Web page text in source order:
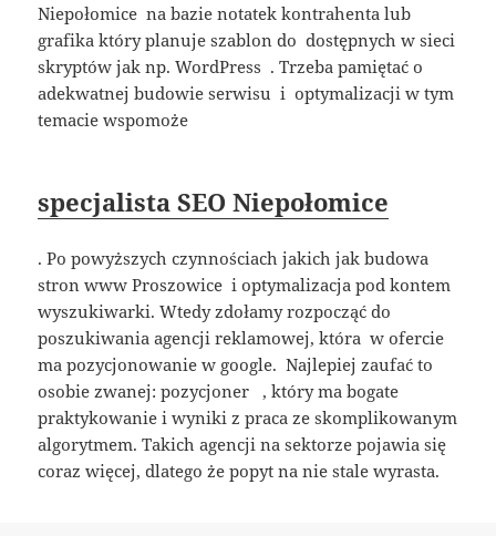
Niepołomice na bazie notatek kontrahenta lub
grafika który planuje szablon do dostępnych w sieci
skryptów jak np. WordPress . Trzeba pamiętać o
adekwatnej budowie serwisu i optymalizacji w tym
temacie wspomoże
specjalista SEO Niepołomice
. Po powyższych czynnościach jakich jak budowa
stron www Proszowice i optymalizacja pod kontem
wyszukiwarki. Wtedy zdołamy rozpocząć do
poszukiwania agencji reklamowej, która w ofercie
ma pozycjonowanie w google. Najlepiej zaufać to
osobie zwanej: pozycjoner , który ma bogate
praktykowanie i wyniki z praca ze skomplikowanym
algorytmem. Takich agencji na sektorze pojawia się
coraz więcej, dlatego że popyt na nie stale wyrasta.